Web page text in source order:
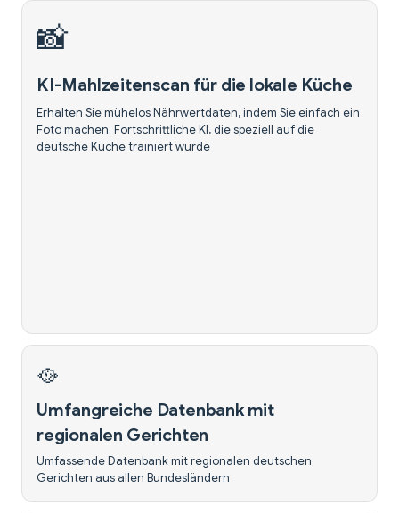
📸
KI-Mahlzeitenscan für die lokale Küche
Erhalten Sie mühelos Nährwertdaten, indem Sie einfach ein
Foto machen. Fortschrittliche KI, die speziell auf die
deutsche Küche trainiert wurde
🥘
Umfangreiche Datenbank mit
regionalen Gerichten
Umfassende Datenbank mit regionalen deutschen
Gerichten aus allen Bundesländern